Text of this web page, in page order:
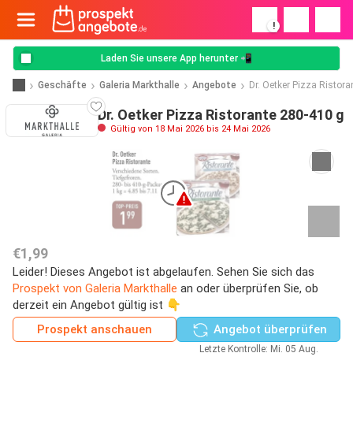
!
Laden Sie unsere App herunter 📲
Geschäfte Galeria Markthalle Angebote Dr. Oetker Pizza
Dr. Oetker Pizza Ristorante 280-410 g
Gültig von 18 Mai 2026 bis 24 Mai 2026
€1,99
Leider! Dieses Angebot ist abgelaufen. Sehen Sie sich das
Prospekt von Galeria Markthalle an oder überprüfen Sie, ob
derzeit ein Angebot gültig ist 👇
Prospekt anschauen
Angebot überprüfen
Letzte Kontrolle: Mi. 05 Aug.